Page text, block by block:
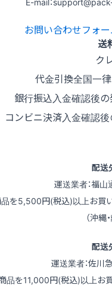
お問い合わせフォ
送
ク
代金引換全国一
銀行振込入金確認後の
コンビニ決済入金確認後
配送
運送業者：福
品を5,500円(税込)以上お買
（沖縄
配送
運送業者：佐
品を11,000円(税込)以上お